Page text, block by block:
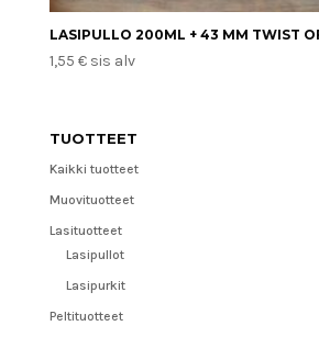
LASIPULLO 200ML + 43 MM TWIST
1,55 € sis alv
TUOTTEET
Kaikki tuotteet
Muovituotteet
Lasituotteet
Lasipullot
Lasipurkit
Peltituotteet